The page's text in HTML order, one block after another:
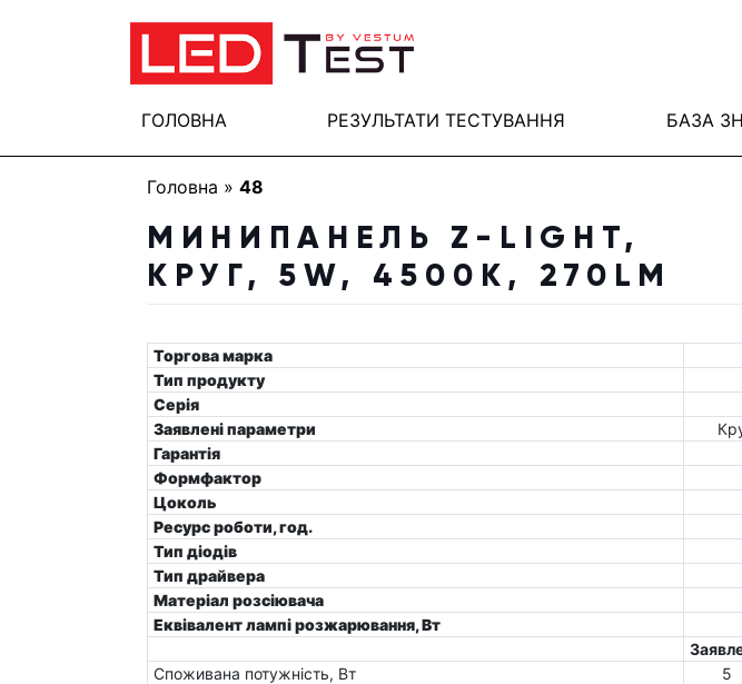
ГОЛОВНА РЕЗУЛЬТАТИ ТЕСТУВАННЯ БАЗА
Головна » 48
МИНИПАНЕЛЬ Z-LIGHT,
КРУГ, 5W, 4500K, 270LM
Торгова марка
Тип продукту
Серія
Заявлені параметри
Гарантія
Формфактор
Цоколь
Ресурс роботи, год.
Тип діодів
Тип драйвера
Матеріал розсіювача
Еквівалент лампі розжарювання, Вт
Споживана потужність, Вт
5